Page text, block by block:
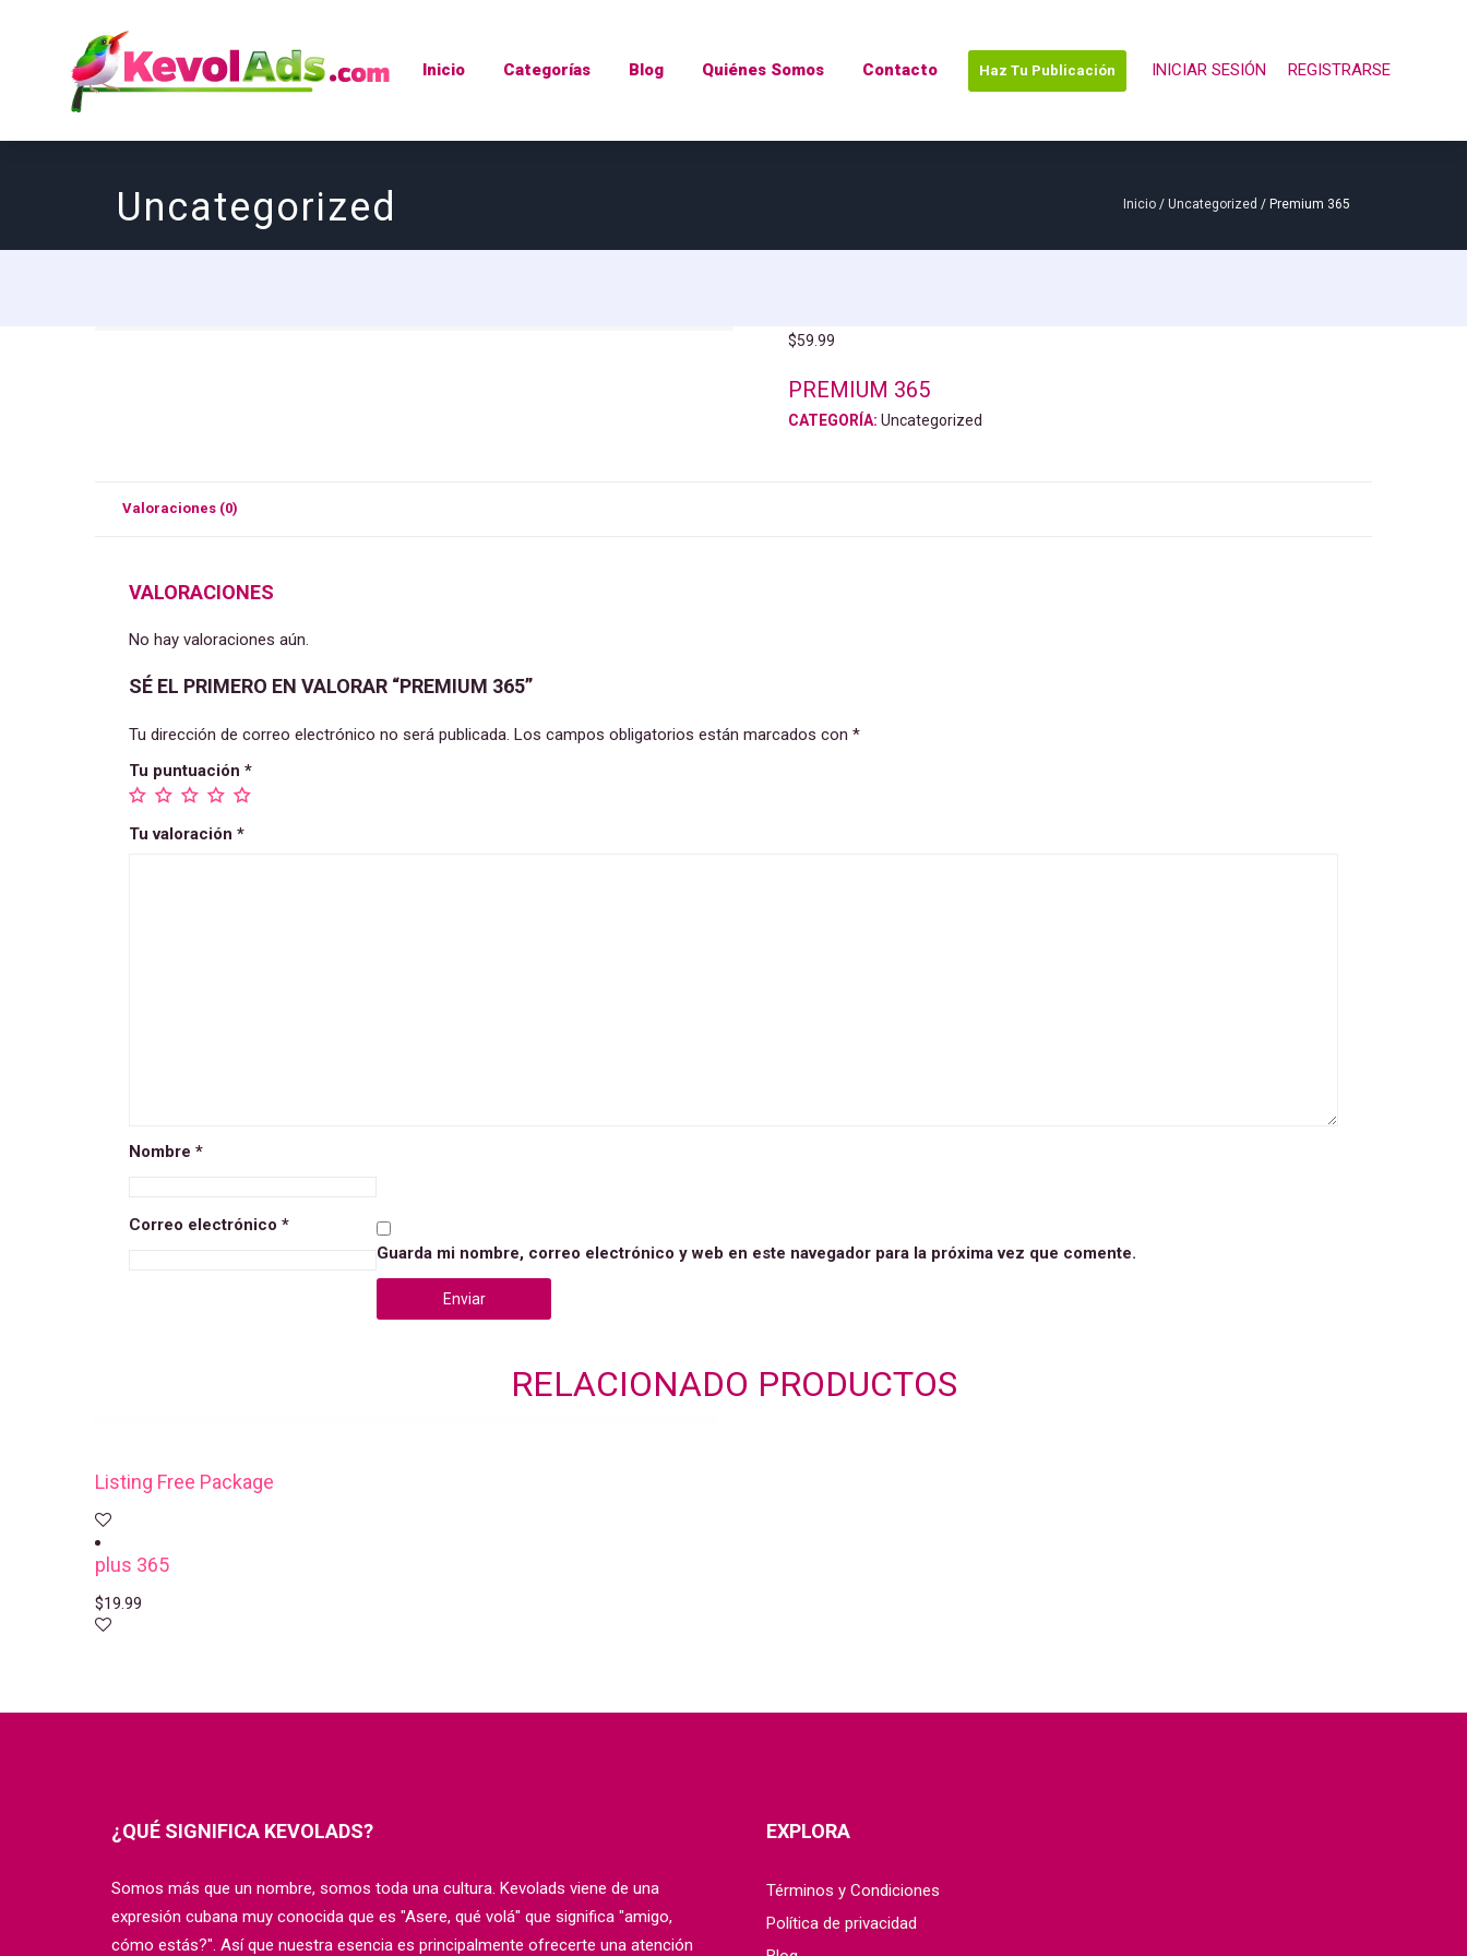
Inicio Categorías Blog Quiénes Somos Contacto INICIAR SESIÓN REGISTRARSE
Haz Tu Publicación
Uncategorized Inicio / Uncategorized / Premium 365
$59.99
PREMIUM 365
CATEGORÍA: Uncategorized
Valoraciones (0)
VALORACIONES
No hay valoraciones aún.
SÉ EL PRIMERO EN VALORAR “PREMIUM 365”
Tu dirección de correo electrónico no será publicada. Los campos obligatorios están marcados con *
Tu puntuación *
Tu valoración *
Nombre *
Correo electrónico *
Guarda mi nombre, correo electrónico y web en este navegador para la próxima vez que comente.
RELACIONADO PRODUCTOS
Listing Free Package
plus 365
$19.99
¿QUÉ SIGNIFICA KEVOLADS?
Somos más que un nombre, somos toda una cultura. Kevolads viene de una
expresión cubana muy conocida que es "Asere, qué volá" que significa "amigo,
cómo estás?". Así que nuestra esencia es principalmente ofrecerte una atención
EXPLORA
Términos y Condiciones
Política de privacidad